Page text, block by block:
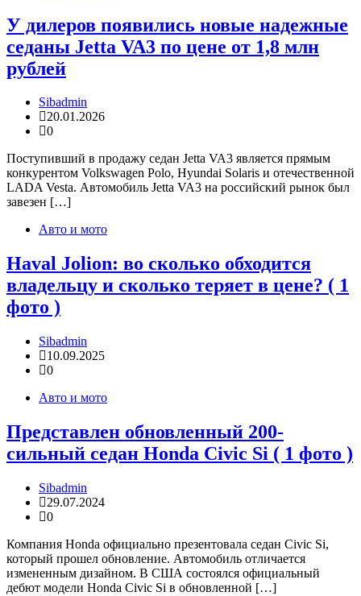
У дилеров появились новые надежные
седаны Jetta VA3 по цене от 1,8 млн
рублей
Sibadmin
20.01.2026
0
Поступивший в продажу седан Jetta VA3 является прямым
конкурентом Volkswagen Polo, Hyundai Solaris и отечественной
LADA Vesta. Автомобиль Jetta VA3 на российский рынок был
завезен […]
Авто и мото
Haval Jolion: во сколько обходится
владельцу и сколько теряет в цене? ( 1
фото )
Sibadmin
10.09.2025
0
Авто и мото
Представлен обновленный 200-
сильный седан Honda Civic Si ( 1 фото )
Sibadmin
29.07.2024
0
Компания Honda официально презентовала седан Civic Si,
который прошел обновление. Автомобиль отличается
измененным дизайном. В США состоялся официальный
дебют модели Honda Civic Si в обновленной […]